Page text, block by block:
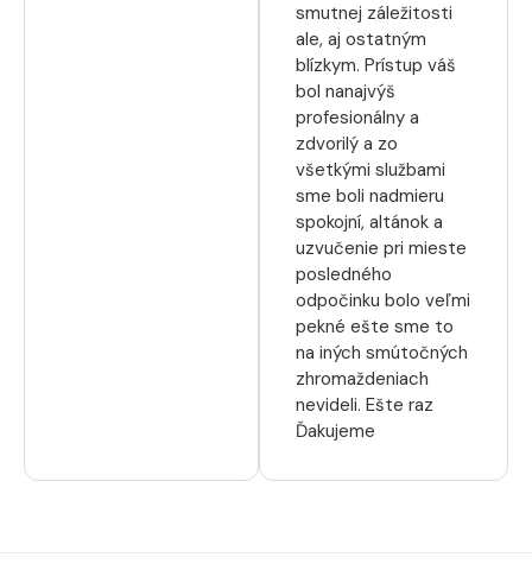
smutnej záležitosti
ale, aj ostatným
blízkym. Prístup váš
bol nanajvýš
profesionálny a
zdvorilý a zo
všetkými službami
sme boli nadmieru
spokojní, altánok a
uzvučenie pri mieste
posledného
odpočinku bolo veľmi
pekné ešte sme to
na iných smútočných
zhromaždeniach
nevideli. Ešte raz
Ďakujeme